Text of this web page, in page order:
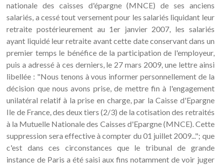
nationale des caisses d'épargne (MNCE) de ses anciens
salariés, a cessé tout versement pour les salariés liquidant leur
retraite postérieurement au 1er janvier 2007, les salariés
ayant liquidé leur retraite avant cette date conservant dans un
premier temps le bénéfice de la participation de l'employeur,
puis a adressé à ces derniers, le 27 mars 2009, une lettre ainsi
libellée : "Nous tenons à vous informer personnellement de la
décision que nous avons prise, de mettre fin à l'engagement
unilatéral relatif à la prise en charge, par la Caisse d'Epargne
Ile de France, des deux tiers (2/3) de la cotisation des retraités
à la Mutuelle Nationale des Caisses d'Epargne (MNCE). Cette
suppression sera effective à compter du 01 juillet 2009..."; que
c'est dans ces circonstances que le tribunal de grande
instance de Paris a été saisi aux fins notamment de voir juger